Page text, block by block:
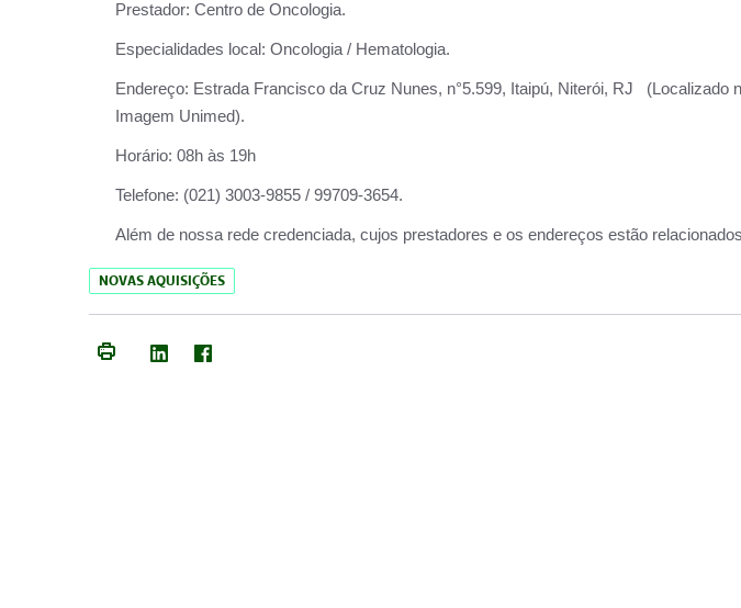
Prestador: Centro de Oncologia.
Especialidades local: Oncologia / Hematologia.
Endereço: Estrada Francisco da Cruz Nunes, n°5.599, Itaipú, Niterói, RJ (Localizado
Imagem Unimed).
Horário: 08h às 19h
Telefone: (021) 3003-9855 / 99709-3654.
Além de nossa rede credenciada, cujos prestadores e os endereços estão
NOVAS AQUISIÇÕES